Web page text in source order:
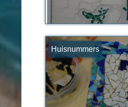
Huisnummers